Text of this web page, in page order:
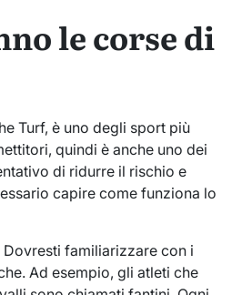
le corse di
Turf, è uno degli sport più
quindi è anche uno dei
di ridurre il rischio e
capire come funziona lo
Dovresti familiarizzare con i
Ad esempio, gli atleti che